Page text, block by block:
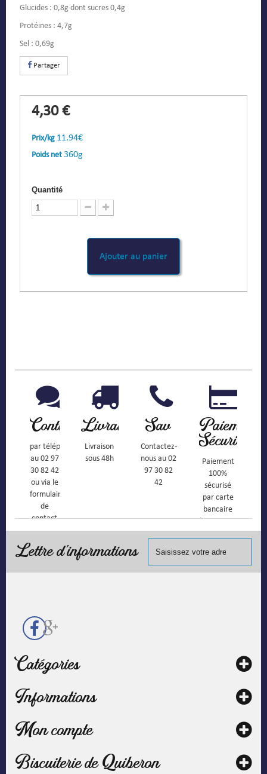
Glucides : 0,8g dont sucres 0,4g
Protéines : 4,7g
Sel : 0,69g
Partager
4,30 €
Prix/kg 11.94€
Poids net 360g
Quantité
Ajouter au panier
Contact
par téléphone
au 02 97
30 82 42
ou via le
formulaire
de
contact
Livraison
Livraison
sous 48h
Sav
Contactez-
nous au 02
97 30 82
42
Paiement
Sécurisé
Paiement
100%
sécurisé
par carte
bancaire
(Mastercard,
Visa, ...) et
Lettre d'informations
Catégories
Informations
Mon compte
Biscuiterie de Quiberon